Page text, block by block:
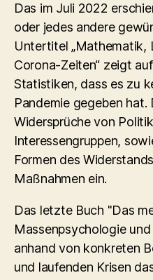
Das im Juli 2022
oder jedes andere
Untertitel „Mathematik,
Corona-Zeiten“ zeigt
Statistiken, dass es zu
Pandemie gegeben
Widersprüche von
Interessengruppen,
Formen des
Maßnahmen ein.
Das letzte Buch "Das
Massenpsychologie
anhand von konkreten
und laufenden Krisen